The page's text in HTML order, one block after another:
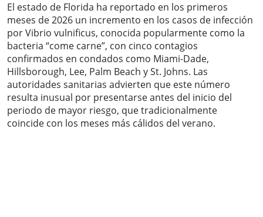
El estado de Florida ha reportado en los primeros
meses de 2026 un incremento en los casos de infección
por Vibrio vulnificus, conocida popularmente como la
bacteria “come carne”, con cinco contagios
confirmados en condados como Miami-Dade,
Hillsborough, Lee, Palm Beach y St. Johns. Las
autoridades sanitarias advierten que este número
resulta inusual por presentarse antes del inicio del
periodo de mayor riesgo, que tradicionalmente
coincide con los meses más cálidos del verano.